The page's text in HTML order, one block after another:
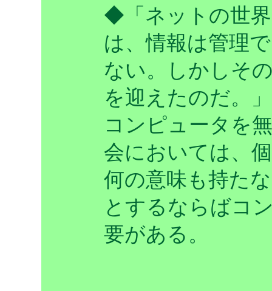
◆「ネットの世
は、情報は管理
ない。しかしそ
を迎えたのだ。」
コンピュータを
会においては、
何の意味も持た
とするならばコ
要がある。